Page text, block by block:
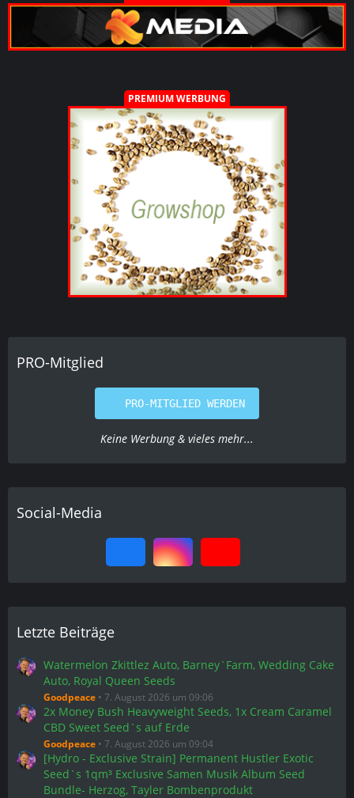
PREMIUM WERBUNG
PRO-Mitglied
PRO-MITGLIED WERDEN
Keine Werbung & vieles mehr...
Social-Media
Letzte Beiträge
Watermelon Zkittlez Auto, Barney`Farm, Wedding Cake
Auto, Royal Queen Seeds
Goodpeace 7. August 2026 um 09:06
2x Money Bush Heavyweight Seeds, 1x Cream Caramel
CBD Sweet Seed`s auf Erde
Goodpeace 7. August 2026 um 09:04
[Hydro - Exclusive Strain] Permanent Hustler Exotic
Seed`s 1qm³ Exclusive Samen Musik Album Seed
Bundle- Herzog, Tayler Bombenprodukt